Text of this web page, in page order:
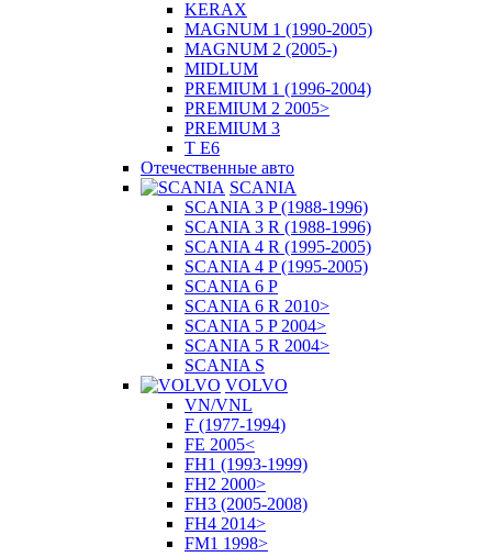
KERAX
MAGNUM 1 (1990-2005)
MAGNUM 2 (2005-)
MIDLUM
PREMIUM 1 (1996-2004)
PREMIUM 2 2005>
PREMIUM 3
T E6
Отечественные авто
SCANIA
SCANIA 3 P (1988-1996)
SCANIA 3 R (1988-1996)
SCANIA 4 R (1995-2005)
SCANIA 4 P (1995-2005)
SCANIA 6 P
SCANIA 6 R 2010>
SCANIA 5 P 2004>
SCANIA 5 R 2004>
SCANIA S
VOLVO
VN/VNL
F (1977-1994)
FE 2005<
FH1 (1993-1999)
FH2 2000>
FH3 (2005-2008)
FH4 2014>
FM1 1998>